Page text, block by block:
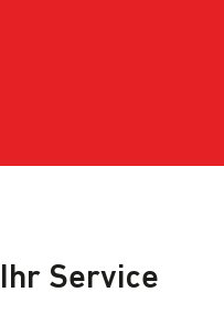
Service